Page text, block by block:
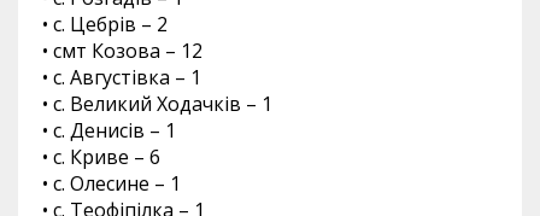
• с. Цебрів – 2
• смт Козова – 12
• с. Августівка – 1
• с. Великий Ходачків – 1
• с. Денисів – 1
• с. Криве – 6
• с. Олесине – 1
• с. Теофіпілка – 1